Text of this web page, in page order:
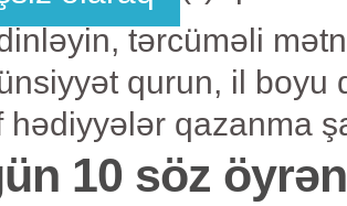
tərcüməli
qurun, il boyu
hədiyyələr qazanma
10 söz